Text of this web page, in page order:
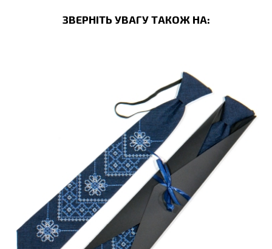
ЗВЕРНІТЬ УВАГУ ТАКОЖ НА: